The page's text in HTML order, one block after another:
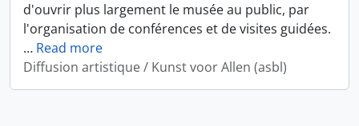
d'ouvrir plus largement le musée au public, par
l'organisation de conférences et de visites guidées.
… Read more
Diffusion artistique / Kunst voor Allen (asbl)